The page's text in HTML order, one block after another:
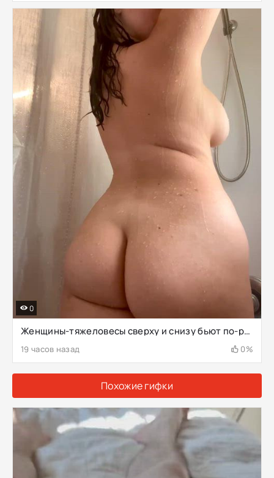
Женщины-тяжеловесы сверху и снизу бьют по-разному
19 часов назад 0%
0
Похожие гифки